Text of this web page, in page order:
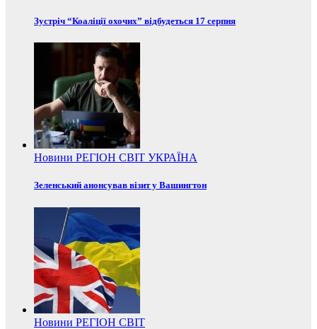
Зустріч “Коаліції охочих” відбудеться 17 серпня
Новини РЕГІОН СВІТ УКРАЇНА
Зеленський анонсував візит у Вашингтон
Новини РЕГІОН СВІТ